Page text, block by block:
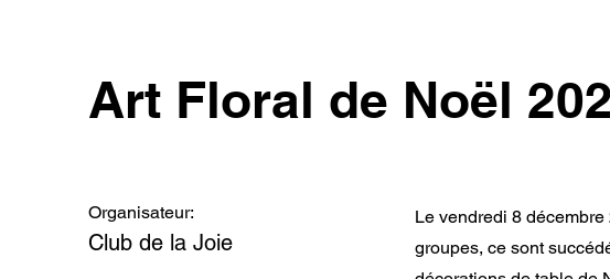
Art Floral de Noël
Organisateur:
Club de la Joie
Le vendredi 8
groupes, ce sont